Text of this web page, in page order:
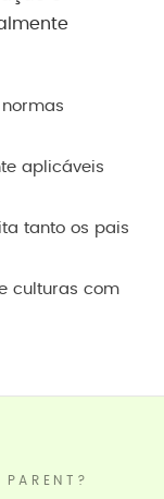
aplicáveis
tanto os pais
culturas com